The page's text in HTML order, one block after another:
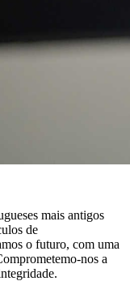
mais antigos
de
o futuro, com uma
nos a